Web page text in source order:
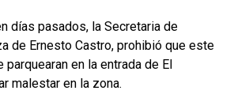
días pasados, la Secretaria de
de Ernesto Castro, prohibió que este
en la entrada de El
malestar en la zona.